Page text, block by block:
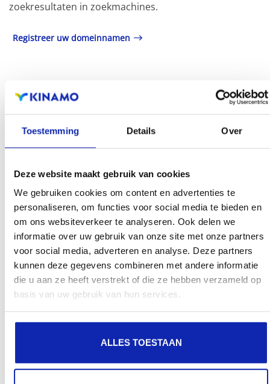
Toestemming Details Over
Deze website maakt gebruik van cookies
We gebruiken cookies om content en advertenties te
personaliseren, om functies voor social media te bieden en
om ons websiteverkeer te analyseren. Ook delen we
informatie over uw gebruik van onze site met onze partners
voor social media, adverteren en analyse. Deze partners
kunnen deze gegevens combineren met andere informatie
die u aan ze heeft verstrekt of die ze hebben verzameld op
basis van uw gebruik van hun services.
ALLES TOESTAAN
zoekresultaten in zoekmachines.
Registreer uw domeinnamen